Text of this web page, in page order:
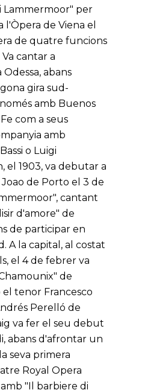
Lammermoor" per
de Viena el
de quatre funcions
Va cantar a
abans
gira sud-
amb Buenos
com a seus
amb
o Luigi
el 1903, va debutar a
de Porto el 3 de
cantant
d'amore" de
de participar en
A la capital, al costat
el 4 de febrer va
de
tenor Francesco
Perelló de
va fer el seu debut
abans d'afrontar un
seva primera
Royal Opera
"Il barbiere di